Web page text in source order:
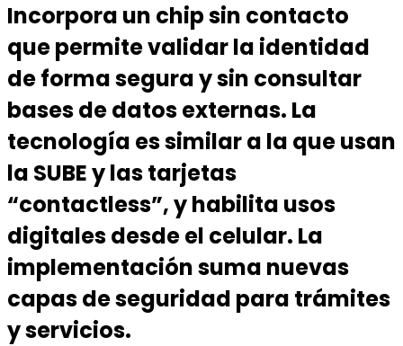
Incorpora un chip sin contacto
que permite validar la identidad
de forma segura y sin consultar
bases de datos externas. La
tecnología es similar a la que usan
la SUBE y las tarjetas
“contactless”, y habilita usos
digitales desde el celular. La
implementación suma nuevas
capas de seguridad para trámites
y servicios.